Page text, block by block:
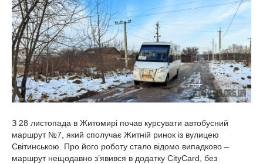
З 28 листопада в Житомирі почав курсувати автобусний
маршрут №7, який сполучає Житній ринок із вулицею
Світинською. Про його роботу стало відомо випадково –
маршрут нещодавно з’явився в додатку CityCard, без